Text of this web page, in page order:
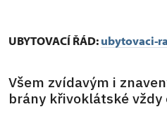
UBYTOVACÍ ŘÁD:ubytovaci-
Všem zvídavým i
brány křivoklátské vždy